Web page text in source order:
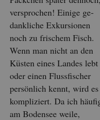
ver­spro­chen! Ei­ni­ge ge­
dank­li­che Ex­kur­sio­nen
noch zu fri­schem Fisch.
Wenn man nicht an den
Küs­ten eines Lan­des lebt
oder einen Fluss­fi­scher
per­sön­lich kennt, wird es
kom­pli­ziert. Da ich
am Bo­den­see weile,